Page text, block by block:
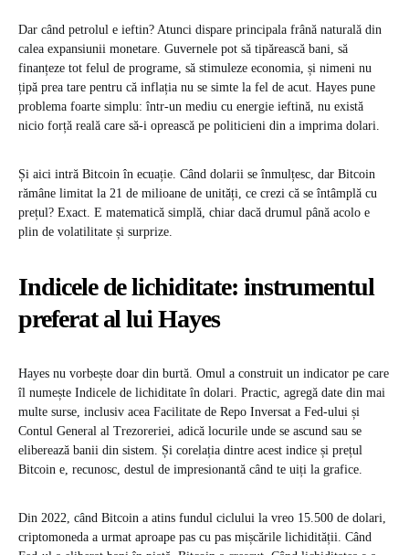
Dar când petrolul e ieftin? Atunci dispare principala frână naturală din
calea expansiunii monetare. Guvernele pot să tipărească bani, să
finanțeze tot felul de programe, să stimuleze economia, și nimeni nu
țipă prea tare pentru că inflația nu se simte la fel de acut. Hayes pune
problema foarte simplu: într-un mediu cu energie ieftină, nu există
nicio forță reală care să-i oprească pe politicieni din a imprima dolari.
Și aici intră Bitcoin în ecuație. Când dolarii se înmulțesc, dar Bitcoin
rămâne limitat la 21 de milioane de unități, ce crezi că se întâmplă cu
prețul? Exact. E matematică simplă, chiar dacă drumul până acolo e
plin de volatilitate și surprize.
Indicele de lichiditate: instrumentul
preferat al lui Hayes
Hayes nu vorbește doar din burtă. Omul a construit un indicator pe care
îl numește Indicele de lichiditate în dolari. Practic, agregă date din mai
multe surse, inclusiv acea Facilitate de Repo Inversat a Fed-ului și
Contul General al Trezoreriei, adică locurile unde se ascund sau se
eliberează banii din sistem. Și corelația dintre acest indice și prețul
Bitcoin e, recunosc, destul de impresionantă când te uiți la grafice.
Din 2022, când Bitcoin a atins fundul ciclului la vreo 15.500 de dolari,
criptomoneda a urmat aproape pas cu pas mișcările lichidității. Când